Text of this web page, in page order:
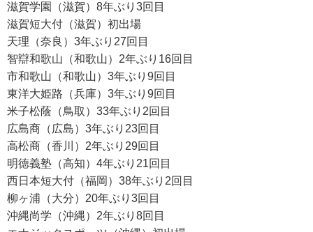
滋賀学園（滋賀）8年ぶり3回目
滋賀短大付（滋賀）初出場
天理（奈良）3年ぶり27回目
智辯和歌山（和歌山）2年ぶり16回目
市和歌山（和歌山）3年ぶり9回目
東洋大姫路（兵庫）3年ぶり9回目
米子松蔭（鳥取）33年ぶり2回目
広島商（広島）3年ぶり23回目
高松商（香川）2年ぶり29回目
明徳義塾（高知）4年ぶり21回目
西日本短大付（福岡）38年ぶり2回目
柳ヶ浦（大分）20年ぶり3回目
沖縄尚学（沖縄）2年ぶり8回目